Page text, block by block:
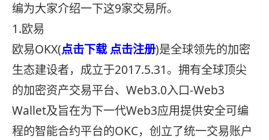
编为大家介绍一下这9家交易所。
1.欧易
欧易OKX(点击下载 点击注册)是全球领先的加密
生态建设者，成立于2017.5.31。拥有全球顶尖
的加密资产交易平台、Web3.0入口-Web3
Wallet及旨在为下一代Web3应用提供安全可编
程的智能合约平台的OKC，创立了统一交易账户